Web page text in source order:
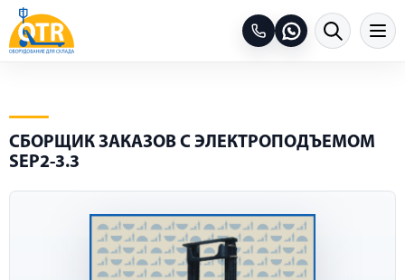
СБОРЩИК ЗАКАЗОВ С ЭЛЕКТРОПОДЪЕМОМ
SEP2-3.3